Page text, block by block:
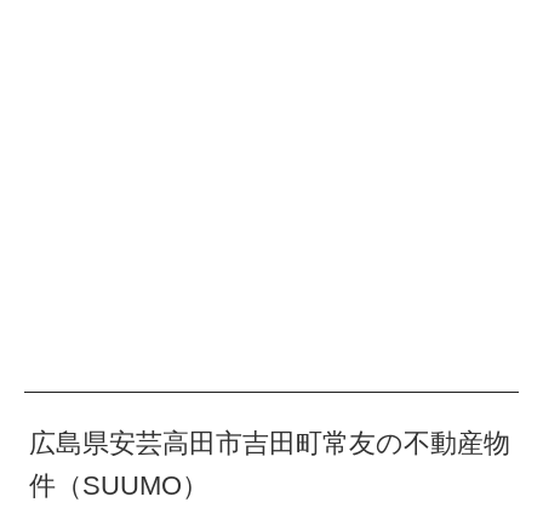
広島県安芸高田市吉田町常友の不動産物
件（SUUMO）